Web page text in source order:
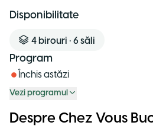
Disponibilitate
4 birouri • 6 săli
Program
Închis astăzi
Vezi programul
Despre Chez Vous